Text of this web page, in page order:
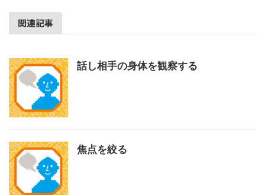
関連記事
話し相手の身体を観察する
焦点を絞る